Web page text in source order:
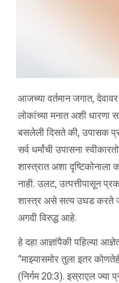
आजच्या वर्तमान जगात,
लोकांच्या मनात अशी
बसलेली दिसते की, उपासक
सर्व धर्मांची उपासना
शास्त्रात अशा दृष्टिकोनाला
नाही. उलट, उत्पत्तीपासून
शास्त्र असे सत्य उघड करते जे
अगदी विरुद्ध आहे.
हे दहा आज्ञांपैकी पहिल्या
“माझ्यासमोर तुला इतर
(निर्गम 20:3). इस्राएल ज्या